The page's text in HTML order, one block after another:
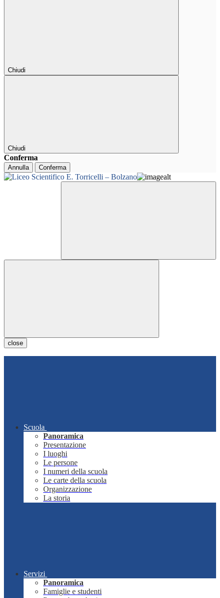
Chiudi
Chiudi
Conferma
Annulla Conferma
close
Scuola
Panoramica
Presentazione
I luoghi
Le persone
I numeri della scuola
Le carte della scuola
Organizzazione
La storia
Servizi
Panoramica
Famiglie e studenti